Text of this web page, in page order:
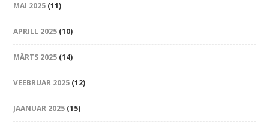
MAI 2025 (11)
APRILL 2025 (10)
MÄRTS 2025 (14)
VEEBRUAR 2025 (12)
JAANUAR 2025 (15)